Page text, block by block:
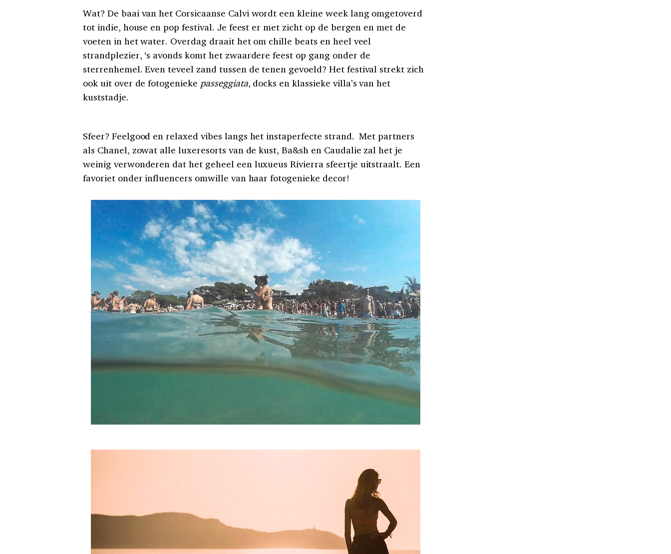
Wat? De baai van het Corsicaanse Calvi wordt een kleine week lang omgetoverd
tot indie, house en pop festival. Je feest er met zicht op de bergen en met de
voeten in het water. Overdag draait het om chille beats en heel veel
strandplezier, ‘s avonds komt het zwaardere feest op gang onder de
sterrenhemel. Even teveel zand tussen de tenen gevoeld? Het festival strekt zich
ook uit over de fotogenieke passeggiata, docks en klassieke villa’s van het
kuststadje.
Sfeer? Feelgood en relaxed vibes langs het instaperfecte strand. Met partners
als Chanel, zowat alle luxeresorts van de kust, Ba&sh en Caudalie zal het je
weinig verwonderen dat het geheel een luxueus Rivierra sfeertje uitstraalt. Een
favoriet onder influencers omwille van haar fotogenieke decor!